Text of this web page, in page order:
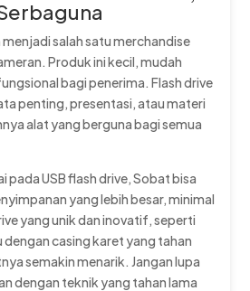
menjadi salah satu merchandise
Produk ini kecil, mudah
bagi penerima. Flash drive
penting, presentasi, atau materi
alat yang berguna bagi semua
pada USB flash drive, Sobat bisa
yang lebih besar, minimal
yang unik dan inovatif, seperti
casing karet yang tahan
semakin menarik. Jangan lupa
dengan teknik yang tahan lama